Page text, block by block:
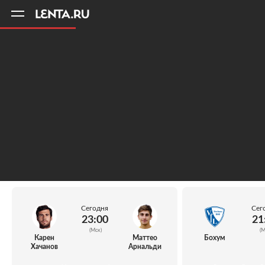
Карен
Хачанов
Сегодня
23:00
(Мск)
Маттео
Арнальди
Бохум